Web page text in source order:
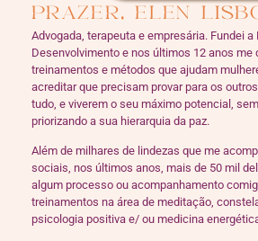
PRAZER, ELEN
Advogada, terapeuta e empresária. Fundei a
Desenvolvimento e nos últimos 12 anos me
treinamentos e métodos que ajudam
acreditar que precisam provar para os
tudo, e viverem o seu máximo potencial,
priorizando a sua hierarquia da paz.
Além de milhares de lindezas que me
sociais, nos últimos anos, mais de 50 mil
algum processo ou acompanhamento
treinamentos na área de meditação,
psicologia positiva e/ ou medicina